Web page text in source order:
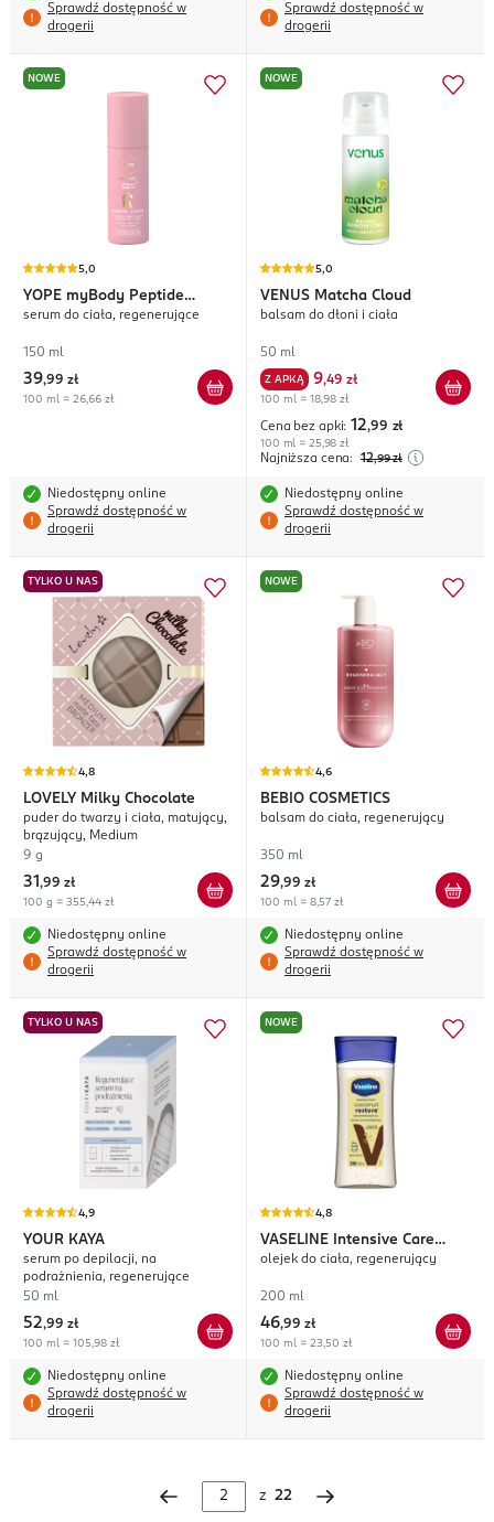
Sprawdź dostępność w
drogerii
Sprawdź dostępność w
drogerii
NOWE
5,0
YOPE myBody Peptide
Renew
serum do ciała, regenerujące
150 ml
39,99 zł
100 ml = 26,66 zł
Niedostępny online
Sprawdź dostępność w
drogerii
NOWE
5,0
VENUS Matcha Cloud
balsam do dłoni i ciała
50 ml
Z APKĄ 9,49 zł
100 ml = 18,98 zł
Cena bez apki: 12,99 zł
100 ml = 25,98 zł
Najniższa cena: 12,99 zł
Niedostępny online
Sprawdź dostępność w
drogerii
TYLKO U NAS
4,8
LOVELY Milky Chocolate
puder do twarzy i ciała, matujący,
brązujący, Medium
9 g
31 ,99 zł
100 g = 355,44 zł
Niedostępny online
Sprawdź dostępność w
drogerii
NOWE
4,6
BEBIO COSMETICS
balsam do ciała, regenerujący
350 ml
29,99 zł
100 ml = 8,57 zł
Niedostępny online
Sprawdź dostępność w
drogerii
TYLKO U NAS
4,9
YOUR KAYA
serum po depilacji, na
podrażnienia, regenerujące
50 ml
52,99 zł
100 ml = 105,98 zł
Niedostępny online
Sprawdź dostępność w
drogerii
NOWE
4,8
VASELINE
Intensive Care
Coconut Restore
olejek do ciała, regenerujący
200 ml
46,99 zł
100 ml = 23,50 zł
Niedostępny online
Sprawdź dostępność w
drogerii
z 22